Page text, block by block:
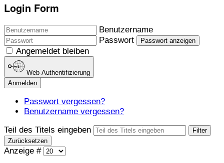
Login Form
Benutzername
Passwort
Passwort anzeigen
Angemeldet bleiben
Web-Authentifizierung
Anmelden
Passwort vergessen?
Benutzername vergessen?
Teil des Titels eingeben
Filter
Zurücksetzen
Anzeige #